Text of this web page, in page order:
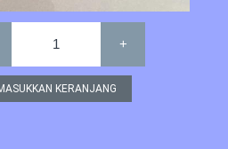
1 +